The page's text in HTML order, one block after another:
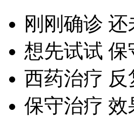
刚刚确诊 还
想先试试 保
西药治疗 反
保守治疗 效